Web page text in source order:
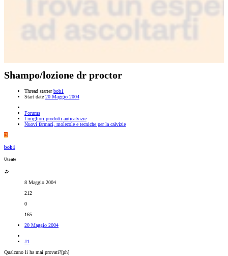
Shampo/lozione dr proctor
Thread starter bob1
Start date 20 Maggio 2004
Forums
I migliori prodotti anticalvizie
Nuovi farmaci, molecole e tecniche per la calvizie
B
bob1
Utente
8 Maggio 2004
212
0
165
20 Maggio 2004
#1
Qualcuno li ha mai provati?[ph]